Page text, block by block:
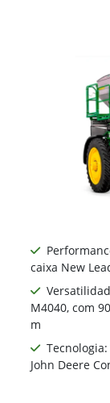
caixa New
M4040, com
m
John Deere